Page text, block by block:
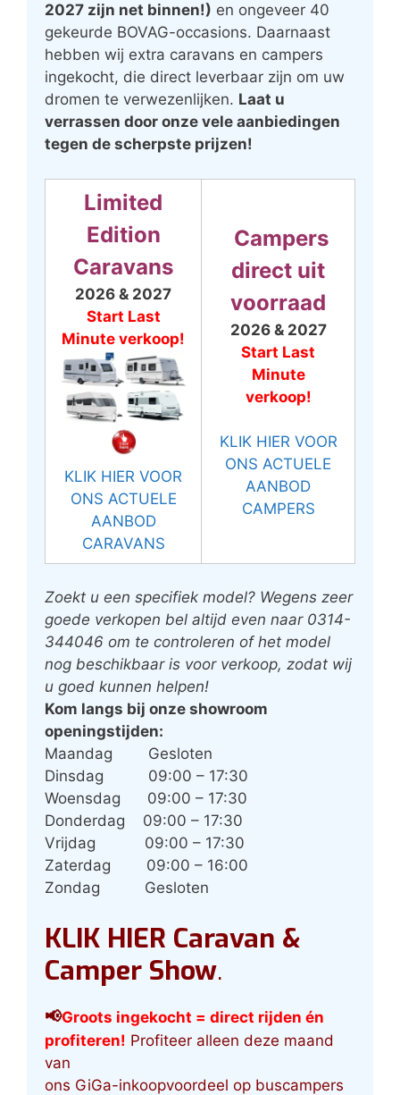
2027 zijn net binnen!) en ongeveer 40
gekeurde BOVAG-occasions. Daarnaast
hebben wij extra caravans en campers
ingekocht, die direct leverbaar zijn om uw
dromen te verwezenlijken. Laat u
verrassen door onze vele aanbiedingen
tegen de scherpste prijzen!
Limited
Edition
Caravans
2026 & 2027
Start Last
Minute verkoop!
KLIK HIER VOOR
ONS ACTUELE
AANBOD
CARAVANS
Campers
direct uit
voorraad
2026 & 2027
Start Last
Minute
verkoop!
KLIK HIER VOOR
ONS ACTUELE
AANBOD
CAMPERS
Zoekt u een specifiek model? Wegens zeer
goede verkopen bel altijd even naar 0314-
344046 om te controleren of het model
nog beschikbaar is voor verkoop, zodat wij
u goed kunnen helpen!
Kom langs bij onze showroom
openingstijden:
Maandag Gesloten
Dinsdag 09:00 – 17:30
Woensdag 09:00 – 17:30
Donderdag 09:00 – 17:30
Vrijdag 09:00 – 17:30
Zaterdag 09:00 – 16:00
Zondag Gesloten
KLIK HIER Caravan &
Camper Show.
📢Groots ingekocht = direct rijden én
profiteren! Profiteer alleen deze maand
van
ons GiGa-inkoopvoordeel op buscampers